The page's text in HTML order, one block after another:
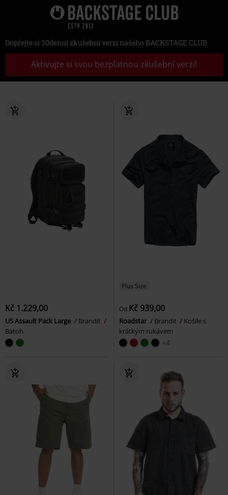
Dopřejte si 30denní zkušební verzi našeho BACKSTAGE CLUB
Aktivujte si svou bezplatnou zkušební verzi!
Kč 1.229,00
US Assault Pack Large
Brandit
Batoh
Plus Size
Od Kč 939,00
Roadstar Brandit
Košile s
krátkým rukávem
+4